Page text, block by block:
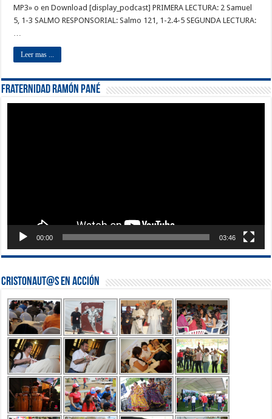
MP3» o en Download [display_podcast] PRIMERA LECTURA: 2 Samuel
5, 1-3 SALMO RESPONSORIAL: Salmo 121, 1-2.4-5 SEGUNDA LECTURA:
Leer mas ...
Fraternidad Ramón Pané
00:00 03:46
Cristonaut@s en Acción